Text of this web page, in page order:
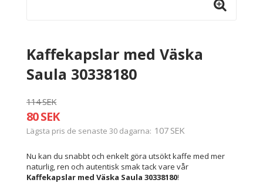
Kaffekapslar med Väska
Saula 30338180
114 SEK
80 SEK
Lägsta pris de senaste 30 dagarna 107 SEK
Nu kan du snabbt och enkelt göra utsökt kaffe med mer
naturlig, ren och autentisk smak tack vare vår
Kaffekapslar med Väska Saula 30338180!